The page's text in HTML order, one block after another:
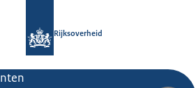
Rijksoverheid